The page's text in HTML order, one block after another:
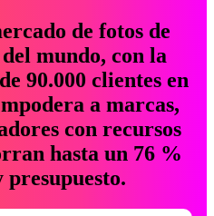
de fotos de
mundo, con la
90.000 clientes en
a marcas,
con recursos
hasta un 76 %
presupuesto.